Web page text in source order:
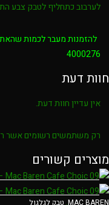
לערבוב כתחליף לטבק צבע
4000276
חוות דעת
אין עדיין חוות דעת.
רק משתמשים רשומים אשר
מוצרים קשורים
MAC BAREN
, טבק לגלגול